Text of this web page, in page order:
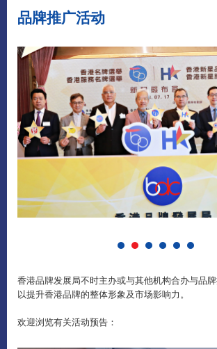
品牌推广活动
香港品牌发展局不时主办或与其他机构合办与品
以提升香港品牌的整体形象及市场影响力。
欢迎浏览有关活动预告：